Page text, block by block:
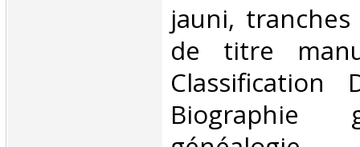
jauni,
de titre
Classification
Biographie